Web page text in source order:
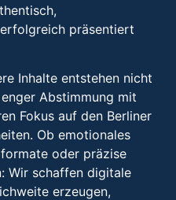
präsentiert
Inhalte entstehen nicht
Abstimmung mit
Fokus auf den Berliner
Ob emotionales
oder präzise
Wir schaffen digitale
erzeugen,